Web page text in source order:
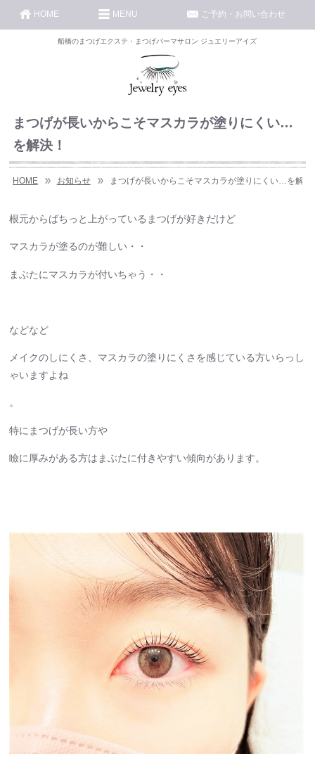
船橋のまつげエクステ・まつげパーマサロン ジュエリーアイズ
HOME ご予約・お問い合わせ
MENU
まつげが長いからこそマスカラが塗りにくい…
を解決！
HOME お知らせ まつげが長いからこそマスカラが塗りにくい…を解決
根元からばちっと上がっているまつげが好きだけど
マスカラが塗るのが難しい・・
まぶたにマスカラが付いちゃう・・
などなど
メイクのしにくさ、マスカラの塗りにくさを感じている方いらっし
ゃいますよね
。
特にまつげが長い方や
瞼に厚みがある方はまぶたに付きやすい傾向があります。